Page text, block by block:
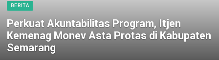
BERITA
Perkuat Akuntabilitas Program, Itjen
Kemenag Monev Asta Protas di Kabupaten
Semarang